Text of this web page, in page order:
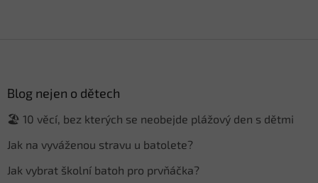
Blog nejen o dětech
🏖️ 10 věcí, bez kterých se neobejde plážový den s dětmi
Jak na vyváženou stravu u batolete?
Jak vybrat školní batoh pro prvňáčka?